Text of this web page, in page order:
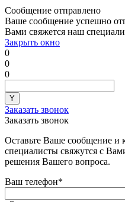
Сообщение отправлено
Ваше сообщение успешно
Вами свяжется наш
Закрыть окно
0
0
0
Заказать звонок
Заказать звонок
Оставьте Ваше сообщение и
специалисты свяжутся с
решения Вашего вопроса.
Ваш телефон*